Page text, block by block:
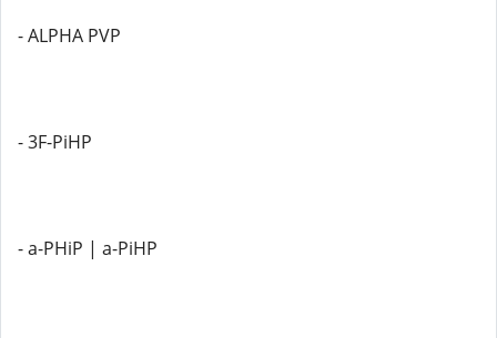
- ALPHA PVP
- 3F-PiHP
- a-PHiP | a-PiHP